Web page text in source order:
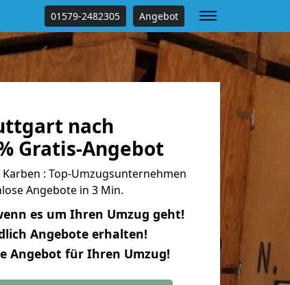
01579-2482305 Angebot
nach
Gratis-Angebot
: Top-Umzugsunternehmen
Angebote in 3 Min.
es um Ihren Umzug geht!
Angebote erhalten!
Angebot für Ihren Umzug!